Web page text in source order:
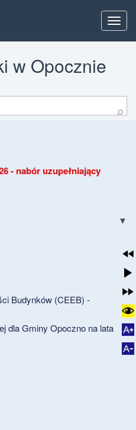
Menu
w Opocznie
⚲
- nabór uzupełniający
Budynków (CEEB) -
dla Gminy Opoczno na lata